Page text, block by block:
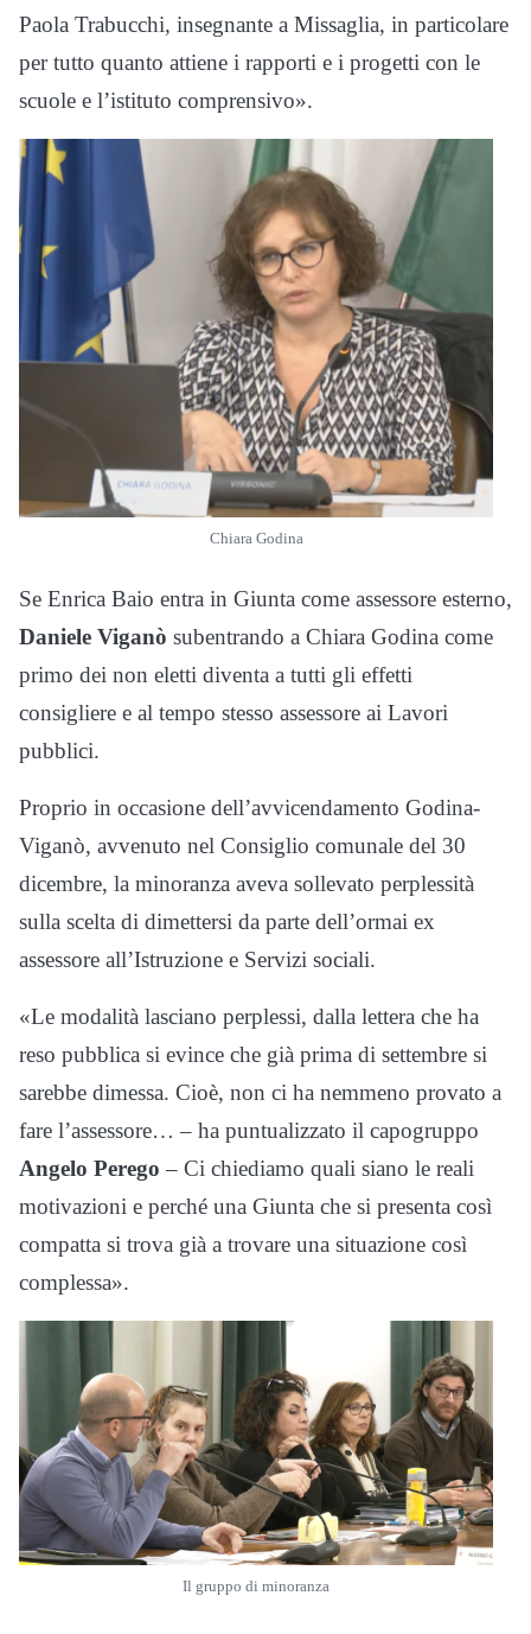
Paola Trabucchi, insegnante a Missaglia, in particolare
per tutto quanto attiene i rapporti e i progetti con le
scuole e l’istituto comprensivo».
Chiara Godina
Se Enrica Baio entra in Giunta come assessore esterno,
Daniele Viganò subentrando a Chiara Godina come
primo dei non eletti diventa a tutti gli effetti
consigliere e al tempo stesso assessore ai Lavori
pubblici.
Proprio in occasione dell’avvicendamento Godina-
Viganò, avvenuto nel Consiglio comunale del 30
dicembre, la minoranza aveva sollevato perplessità
sulla scelta di dimettersi da parte dell’ormai ex
assessore all’Istruzione e Servizi sociali.
«Le modalità lasciano perplessi, dalla lettera che ha
reso pubblica si evince che già prima di settembre si
sarebbe dimessa. Cioè, non ci ha nemmeno provato a
fare l’assessore… – ha puntualizzato il capogruppo
Angelo Perego – Ci chiediamo quali siano le reali
motivazioni e perché una Giunta che si presenta così
compatta si trova già a trovare una situazione così
complessa».
Il gruppo di minoranza